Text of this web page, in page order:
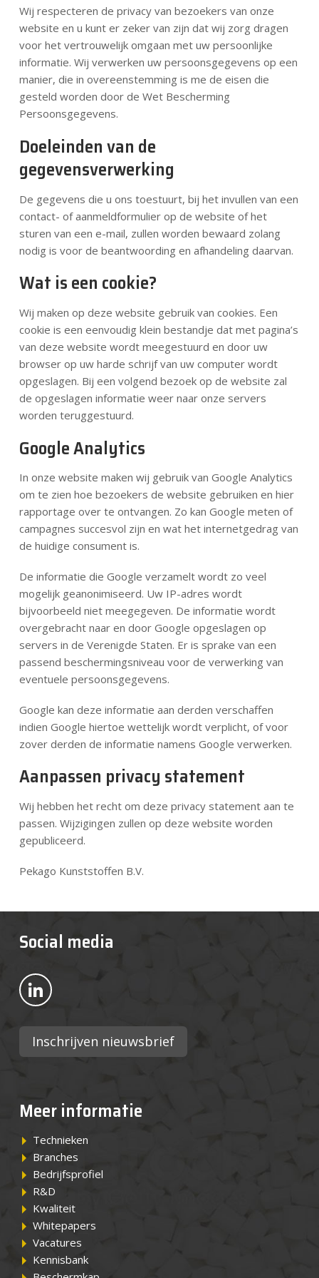
Nieuws
Contact
NL
Wij respecteren de privacy van bezoekers van onze
website en u kunt er zeker van zijn dat wij zorg dragen
voor het vertrouwelijk omgaan met uw persoonlijke
informatie. Wij verwerken uw persoonsgegevens op een
manier, die in overeenstemming is me de eisen die
gesteld worden door de Wet Bescherming
Persoonsgegevens.
Doeleinden van de
gegevensverwerking
De gegevens die u ons toestuurt, bij het invullen van een
contact- of aanmeldformulier op de website of het
sturen van een e-mail, zullen worden bewaard zolang
nodig is voor de beantwoording en afhandeling daarvan.
Wat is een cookie?
Wij maken op deze website gebruik van cookies. Een
cookie is een eenvoudig klein bestandje dat met pagina’s
van deze website wordt meegestuurd en door uw
browser op uw harde schrijf van uw computer wordt
opgeslagen. Bij een volgend bezoek op de website zal
de opgeslagen informatie weer naar onze servers
worden teruggestuurd.
Google Analytics
In onze website maken wij gebruik van Google Analytics
om te zien hoe bezoekers de website gebruiken en hier
rapportage over te ontvangen. Zo kan Google meten of
campagnes succesvol zijn en wat het internetgedrag van
de huidige consument is.
De informatie die Google verzamelt wordt zo veel
mogelijk geanonimiseerd. Uw IP-adres wordt
bijvoorbeeld niet meegegeven. De informatie wordt
overgebracht naar en door Google opgeslagen op
servers in de Verenigde Staten. Er is sprake van een
passend beschermingsniveau voor de verwerking van
eventuele persoonsgegevens.
Google kan deze informatie aan derden verschaffen
indien Google hiertoe wettelijk wordt verplicht, of voor
zover derden de informatie namens Google verwerken.
Aanpassen privacy statement
Wij hebben het recht om deze privacy statement aan te
passen. Wijzigingen zullen op deze website worden
gepubliceerd.
Pekago Kunststoffen B.V.
Social media
Bekijk ons op LinkedIn
Inschrijven nieuwsbrief
Meer informatie
Technieken
Branches
Bedrijfsprofiel
R&D
Kwaliteit
Whitepapers
Vacatures
Kennisbank